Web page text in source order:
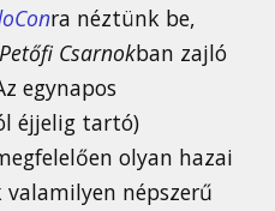
ra néztünk be,
Petőfi Csarnokban zajló
egynapos
éjjelig tartó)
olyan hazai
népszerű